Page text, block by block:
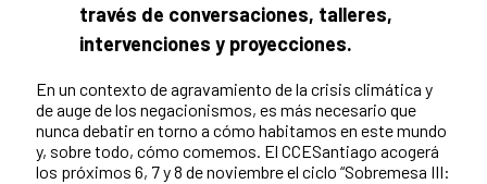
través de conversaciones, talleres,
intervenciones y proyecciones.
En un contexto de agravamiento de la crisis climática y
de auge de los negacionismos, es más necesario que
nunca debatir en torno a cómo habitamos en este mundo
y, sobre todo, cómo comemos. El CCESantiago acogerá
los próximos 6, 7 y 8 de noviembre el ciclo “Sobremesa III: